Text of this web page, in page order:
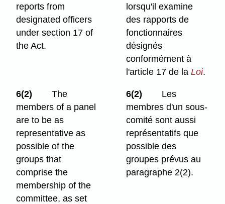
reports from
designated officers
under section 17 of
the Act.
lorsqu'il examine
des rapports de
fonctionnaires
désignés
conformément à
l'article 17 de laLoi.
6(2)
The
members of a panel
are to be as
representative as
possible of the
groups that
comprise the
membership of the
committee, as set
6(2)
Les
membres d'un sous-
comité sont aussi
représentatifs que
possible des
groupes prévus au
paragraphe 2(2).